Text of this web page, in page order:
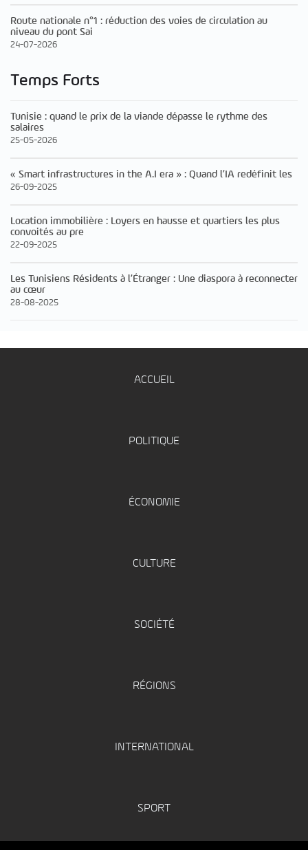
Route nationale n°1 : réduction des voies de circulation au
niveau du pont Sai
24-07-2026
Temps Forts
Tunisie : quand le prix de la viande dépasse le rythme des
salaires
25-05-2026
« Smart infrastructures in the A.I era » : Quand l’IA redéfinit les
26-09-2025
Location immobilière : Loyers en hausse et quartiers les plus
convoités au pre
22-09-2025
Les Tunisiens Résidents à l’Étranger : Une diaspora à reconnecter
au cœur
28-08-2025
ACCUEIL
POLITIQUE
ÉCONOMIE
CULTURE
SOCIÉTÉ
RÉGIONS
INTERNATIONAL
SPORT